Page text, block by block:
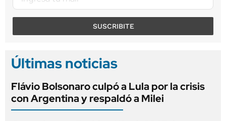
SUSCRIBITE
Últimas noticias
Flávio Bolsonaro culpó a Lula por la crisis
con Argentina y respaldó a Milei